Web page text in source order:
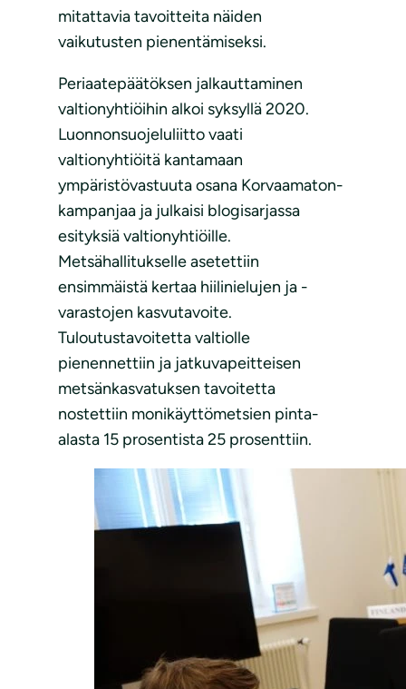
mitattavia tavoitteita näiden
vaikutusten pienentämiseksi.
Periaatepäätöksen jalkauttaminen
valtionyhtiöihin alkoi syksyllä 2020.
Luonnonsuojeluliitto vaati
valtionyhtiöitä kantamaan
ympäristövastuuta osana Korvaamaton-
kampanjaa ja julkaisi blogisarjassa
esityksiä valtionyhtiöille.
Metsähallitukselle asetettiin
ensimmäistä kertaa hiilinielujen ja -
varastojen kasvutavoite.
Tuloutustavoitetta valtiolle
pienennettiin ja jatkuvapeitteisen
metsänkasvatuksen tavoitetta
nostettiin monikäyttömetsien pinta-
alasta 15 prosentista 25 prosenttiin.